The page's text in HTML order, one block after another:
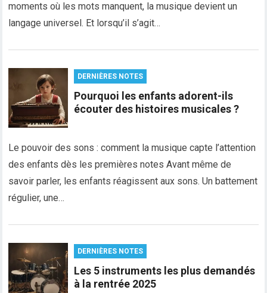
moments où les mots manquent, la musique devient un
langage universel. Et lorsqu’il s’agit…
DERNIÈRES NOTES
Pourquoi les enfants adorent-ils
écouter des histoires musicales ?
Le pouvoir des sons : comment la musique capte l’attention
des enfants dès les premières notes Avant même de
savoir parler, les enfants réagissent aux sons. Un battement
régulier, une…
DERNIÈRES NOTES
Les 5 instruments les plus demandés
à la rentrée 2025